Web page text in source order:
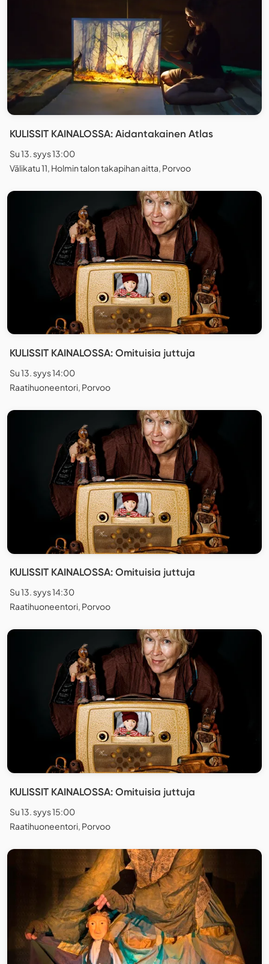
KULISSIT KAINALOSSA: Aidantakainen Atlas
Su 13. syys 13:00
Välikatu 11, Holmin talon takapihan aitta, Porvoo
KULISSIT KAINALOSSA: Omituisia juttuja
Su 13. syys 14:00
Raatihuoneentori, Porvoo
KULISSIT KAINALOSSA: Omituisia juttuja
Su 13. syys 14:30
Raatihuoneentori, Porvoo
KULISSIT KAINALOSSA: Omituisia juttuja
Su 13. syys 15:00
Raatihuoneentori, Porvoo